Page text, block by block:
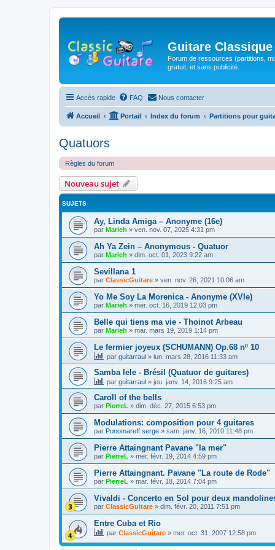
Guitare Classique
Forum de ressources (partitions,
gratuit, et sans publicité.
Accès rapide FAQ Nous contacter
Accueil Portail Index du forum Partitions pour
Quatuors
Règles du forum
Nouveau sujet
SUJETS
Ay, Linda Amiga – Anonyme (16e)
par Marieh » ven. nov. 07, 2025 4:31 pm
Ah Ya Zein – Anonymous - Quatuor
par Marieh » dim. oct. 01, 2023 9:22 am
Sevillana 1
par ClassicGuitare » ven. nov. 26, 2021 10:06 am
Yo Me Soy La Morenica - Anonyme (XVIe)
par Marieh » mer. oct. 16, 2019 12:03 pm
Belle qui tiens ma vie - Thoinot Arbeau
par Marieh » mar. mars 19, 2019 1:14 pm
Le fermier joyeux (SCHUMANN) Op.68 nº 10
par guitarraul » lun. mars 28, 2016 11:33 am
Samba lele - Brésil (Quatuor de guitares)
par guitarraul » jeu. janv. 14, 2016 9:25 am
Caroll of the bells
par PierreL » dim. déc. 27, 2015 6:53 pm
Modulations: composition pour 4 guitares
par Ponomareff serge » sam. janv. 16, 2010 11:48 pm
Pierre Attaingnant Pavane "la mer"
par PierreL » mer. févr. 19, 2014 4:59 pm
Pierre Attaingnant. Pavane "La route de Rode"
par PierreL » mar. févr. 18, 2014 7:04 pm
Vivaldi - Concerto en Sol pour deux
par ClassicGuitare » dim. févr. 20, 2011 7:51 pm
Entre Cuba et Rio
par ClassicGuitare » mer. oct. 31, 2007 12:58 pm